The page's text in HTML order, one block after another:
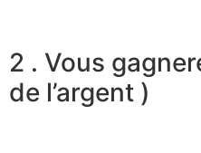
2 . Vous
de l’argent )